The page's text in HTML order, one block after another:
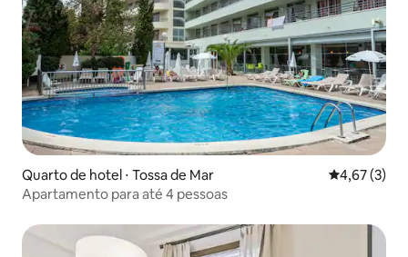
Quarto de hotel ⋅ Tossa de Mar 4,67 de
4,67 (3)
Apartamento para até 4 pessoas